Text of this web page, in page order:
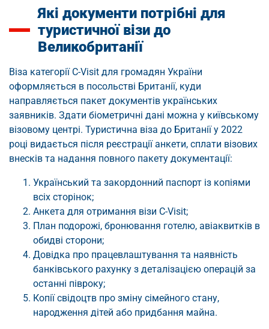
Які документи потрібні для
туристичної візи до
Великобританії
Віза категорії C-Visit для громадян України
оформляється в посольстві Британії, куди
направляється пакет документів українських
заявників. Здати біометричні дані можна у київському
візовому центрі. Туристична віза до Британії у 2022
році видається після реєстрації анкети, сплати візових
внесків та надання повного пакету документації:
Український та закордонний паспорт із копіями
всіх сторінок;
Анкета для отримання візи C-Visit;
План подорожі, бронювання готелю, авіаквитків в
обидві сторони;
Довідка про працевлаштування та наявність
банківського рахунку з деталізацією операцій за
останні півроку;
Копії свідоцтв про зміну сімейного стану,
народження дітей або придбання майна.